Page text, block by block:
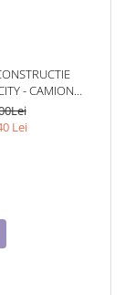
- CAMION
Lei